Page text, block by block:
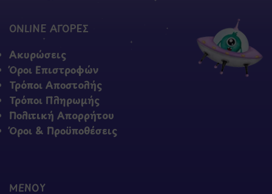
ONLINE ΑΓΟΡΕΣ
Ακυρώσεις
Όροι Επιστροφών
Τρόποι Αποστολής
Τρόποι Πληρωμής
Πολιτική Απορρήτου
Όροι & Προϋποθέσεις
ΜΕΝΟΥ